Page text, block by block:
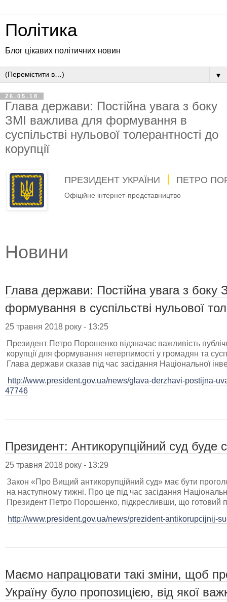
Політика
Блог цікавих політичних новин
▼
26.05.18
Глава держави: Постійна увага з боку
ЗМІ важлива для формування в
суспільстві нульової толерантності до
корупції
ПРЕЗИДЕНТ УКРАЇНИ ПЕТРО
Офіційне інтернет-представництво
Новини
Глава держави: Постійна увага з
формування в суспільстві нульової
25 травня 2018 року - 13:25
Президент Петро Порошенко відзначає важливість
корупції для формування нетерпимості у громадян та
Глава держави сказав під час засідання Національної
http://www.president.gov.ua/news/glava-derzhavi-postijna-
47746
Президент: Антикорупційний суд буде
25 травня 2018 року - 13:29
Закон «Про Вищий антикорупційний суд» має бути
на наступному тижні. Про це під час засідання
Президент Петро Порошенко, підкресливши, що готовий
http://www.president.gov.ua/news/prezident-antikorupcijnij-
Маємо напрацювати такі зміни, щоб
Україну було пропозицією, від якої